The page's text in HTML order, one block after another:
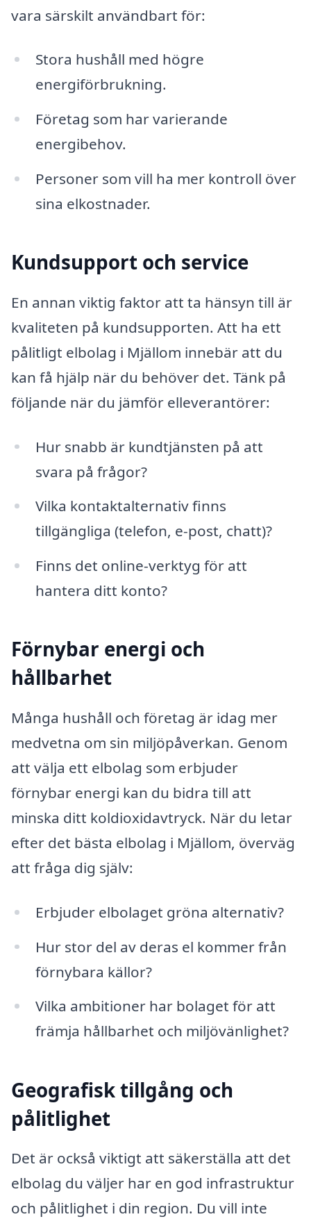
vara särskilt användbart för:
Stora hushåll med högre
energiförbrukning.
Företag som har varierande
energibehov.
Personer som vill ha mer kontroll över
sina elkostnader.
Kundsupport och service
En annan viktig faktor att ta hänsyn till är
kvaliteten på kundsupporten. Att ha ett
pålitligt elbolag i Mjällom innebär att du
kan få hjälp när du behöver det. Tänk på
följande när du jämför elleverantörer:
Hur snabb är kundtjänsten på att
svara på frågor?
Vilka kontaktalternativ finns
tillgängliga (telefon, e-post, chatt)?
Finns det online-verktyg för att
hantera ditt konto?
Förnybar energi och
hållbarhet
Många hushåll och företag är idag mer
medvetna om sin miljöpåverkan. Genom
att välja ett elbolag som erbjuder
förnybar energi kan du bidra till att
minska ditt koldioxidavtryck. När du letar
efter det bästa elbolag i Mjällom, överväg
att fråga dig själv:
Erbjuder elbolaget gröna alternativ?
Hur stor del av deras el kommer från
förnybara källor?
Vilka ambitioner har bolaget för att
främja hållbarhet och miljövänlighet?
Geografisk tillgång och
pålitlighet
Det är också viktigt att säkerställa att det
elbolag du väljer har en god infrastruktur
och pålitlighet i din region. Du vill inte